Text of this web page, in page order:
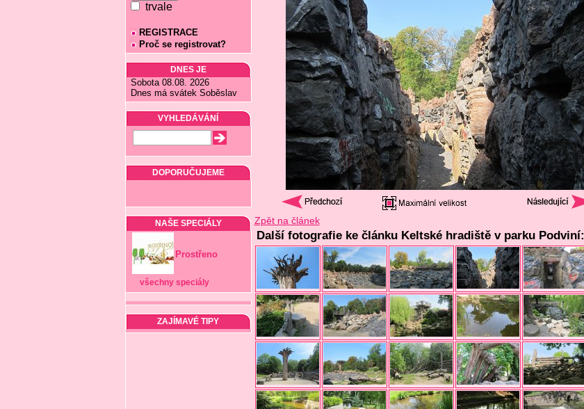
trvale
REGISTRACE
Proč se registrovat?
DNES JE
Sobota 08.08. 2026
Dnes má svátek Soběslav
VYHLEDÁVÁNÍ
DOPORUČUJEME
NAŠE SPECIÁLY
Prostřeno
všechny speciály
ZAJÍMAVÉ TIPY
Zpět na článek
Další fotografie ke článku Keltské hradiště v parku Podviní: